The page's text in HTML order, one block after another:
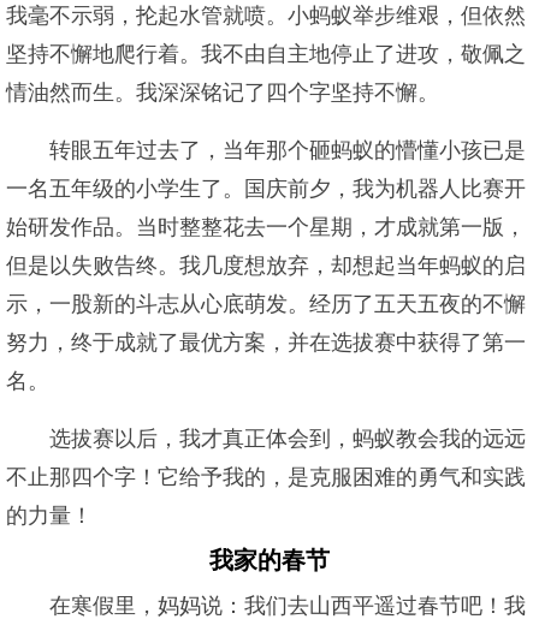
我毫不示弱，抡起水管就喷。小蚂蚁举步维艰，但依然
坚持不懈地爬行着。我不由自主地停止了进攻，敬佩之
情油然而生。我深深铭记了四个字坚持不懈。
转眼五年过去了，当年那个砸蚂蚁的懵懂小孩已是
一名五年级的小学生了。国庆前夕，我为机器人比赛开
始研发作品。当时整整花去一个星期，才成就第一版，
但是以失败告终。我几度想放弃，却想起当年蚂蚁的启
示，一股新的斗志从心底萌发。经历了五天五夜的不懈
努力，终于成就了最优方案，并在选拔赛中获得了第一
名。
选拔赛以后，我才真正体会到，蚂蚁教会我的远远
不止那四个字！它给予我的，是克服困难的勇气和实践
的力量！
我家的春节
在寒假里，妈妈说：我们去山西平遥过春节吧！我